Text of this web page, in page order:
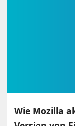
Wie Mozilla